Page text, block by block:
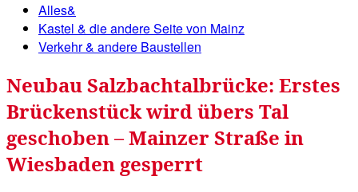
Alles&
Kastel & die andere Seite von Mainz
Verkehr & andere Baustellen
Neubau Salzbachtalbrücke: Erstes
Brückenstück wird übers Tal
geschoben – Mainzer Straße in
Wiesbaden gesperrt